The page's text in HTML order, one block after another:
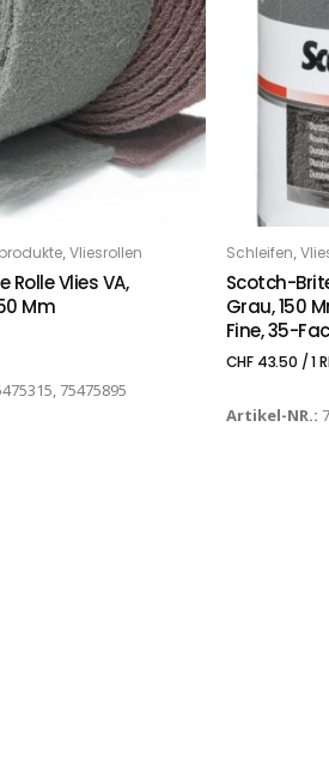
,Vliesrollen
Vlies VA,
Mm
75475895
IN DEN
Schleifen,
Scotch-
Grau, 150
Fine, 35-
CHF43.50 / 1
Artikel-NR.: